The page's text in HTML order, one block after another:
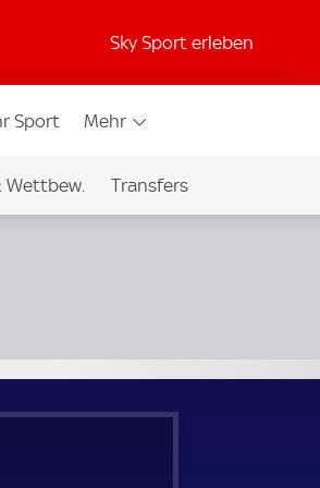
Sky Sport erleben
Sport Mehr
Wettbew. Transfers